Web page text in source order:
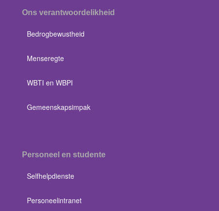
Ons verantwoordelikheid
Bedrogbewustheid
Menseregte
WBTI en WBPI
Gemeenskapsimpak
Personeel en studente
Selfhelpdienste
Personeelintranet